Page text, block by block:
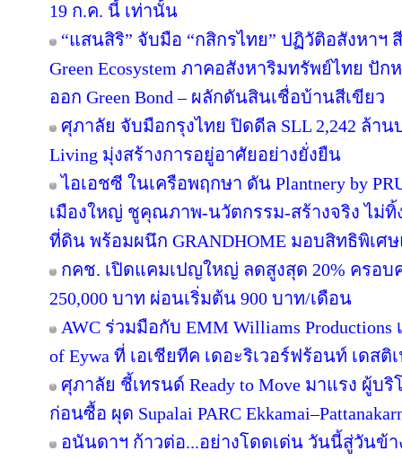
19 ก.ค. นี้ เท่านั้น
“แสนสิริ” จับมือ “กสิกรไทย” ปฏิวัติอสังหาฯ
Green Ecosystem ภาคอสังหาริมทรัพย์ไทย ปัก
ออก Green Bond – ผลักดันสินเชื่อบ้านสีเขียว
ศุภาลัย จับมือกรุงไทย ปิดดีล SLL 2,242 ล้าน
Living มุ่งสร้างการอยู่อาศัยอย่างยั่งยืน
ไอเอชซี ในเครือพฤกษา ดัน Plantnery by
เมืองใหญ่ ชูคุณภาพ-นวัตกรรม-สร้างจริง ไม่ทิ้
ที่ดิน พร้อมผนึก GRANDHOME มอบสิทธิพิเศ
กคช. เปิดแคมเปญใหญ่ ลดสูงสุด 20% ครอบ
250,000 บาท ผ่อนเริ่มต้น 900 บาท/เดือน
AWC ร่วมมือกับ EMM Williams Productions
of Eywa ที่ เอเชียทีค เดอะริเวอร์ฟร้อนท์ เดสติ
ศุภาลัย ชี้เทรนด์ Ready to Move มาแรง ผู้
ก่อนซื้อ ผุด Supalai PARC
อนันดาฯ ก้าวต่อ...อย่างโดดเด่น วันนี้สู่วันข้